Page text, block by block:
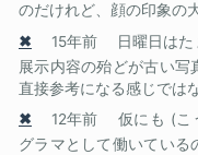
のだけれど、顔の印象の
✖
15年前
日曜日は
展示内容の殆どが古い写
直接参考になる感じでは
✖
12年前
仮にも (こ
グラマとして働いている